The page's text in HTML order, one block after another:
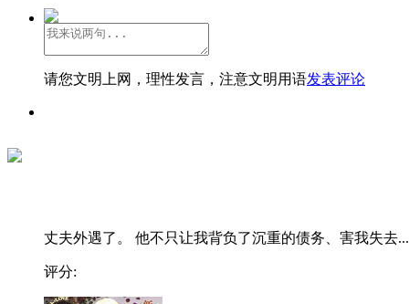
请您文明上网，理性发言，注意文明用语发表评论
丈夫外遇了。 他不只让我背负了沉重的债务、害我失去...
评分: